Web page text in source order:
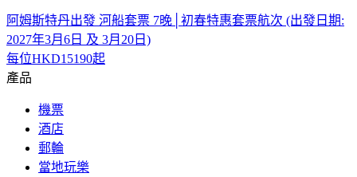
阿姆斯特丹出發 河船套票 7晚│初春特惠套票航次 (出發日期:
2027年3月6日 及 3月20日)
每位HKD15190起
產品
機票
酒店
郵輪
當地玩樂